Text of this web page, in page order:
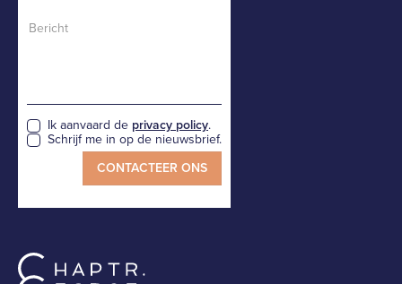
Ik aanvaard de privacy policy.
Schrijf me in op de nieuwsbrief.